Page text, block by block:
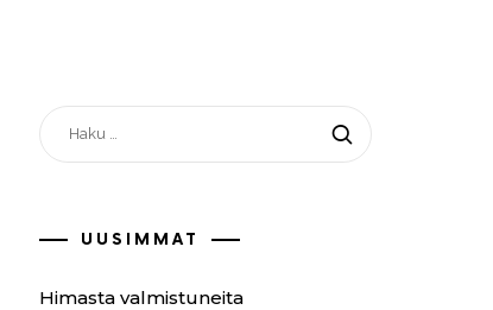
HAKU:
UUSIMMAT
Himasta valmistuneita